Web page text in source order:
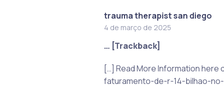
trauma therapist san diego
4 de março de 2025
… [Trackback]
[…] Read More Information
faturamento-de-r-14-bilhao-